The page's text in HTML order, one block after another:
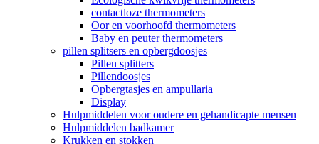
contactloze thermometers
Oor en voorhoofd thermometers
Baby en peuter thermometers
pillen splitsers en opbergdoosjes
Pillen splitters
Pillendoosjes
Opbergtasjes en ampullaria
Display
Hulpmiddelen voor oudere en gehandicapte mensen
Hulpmiddelen badkamer
Krukken en stokken